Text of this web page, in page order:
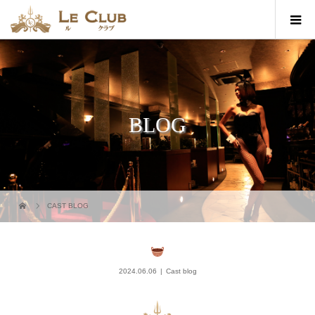
BLOG
CAST BLOG
2024.06.06 Cast blog